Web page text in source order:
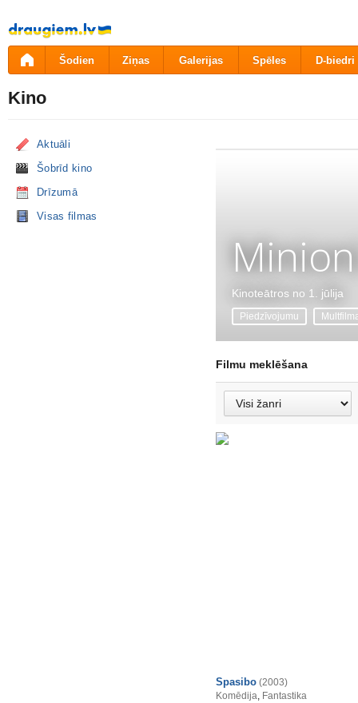
Pāriet
uz
saturu
Šodien Ziņas Galerijas Spēles D-biedri
Kino
Aktuāli
Šobrīd kino
Drīzumā
Visas filmas
Kinoteātros no 1. jūlija
Piedzīvojumu
Filmu meklēšana
Spasibo (2003)
Komēdija, Fantastika